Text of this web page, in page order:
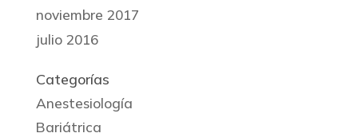
noviembre 2017
julio 2016
Categorías
Anestesiología
Bariátrica